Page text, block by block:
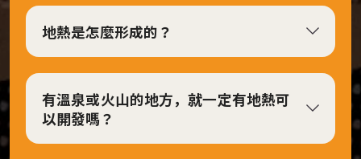
覺
計：
視
現
地熱是怎麼形成的？
有溫泉或火山的地方，就一定有地熱可
以開發嗎？